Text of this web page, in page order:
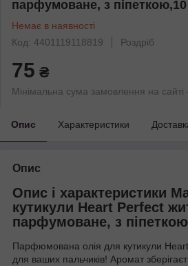
парфумоване, з
Немає в наявності
Код: 4401119118819
Роздріб
75 ₴
Мінімальна сума замовлення на
Опис Характеристики
Опис
Опис і характеристики
кутикули Heart Perfect
парфумоване, з
Парфюмована олія для кутикули
для ваших пальчиків! Аромат